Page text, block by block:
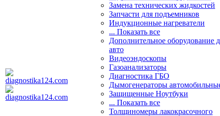
Замена технических жидкостей
Запчасти для подъемников
Индукционные нагреватели
... Показать все
Дополнительное оборудование
авто
Видеоэндоскопы
Газоанализаторы
Диагностика ГБО
Дымогенераторы
Защищенные Ноутбуки
... Показать все
Толщиномеры лакокрасочного